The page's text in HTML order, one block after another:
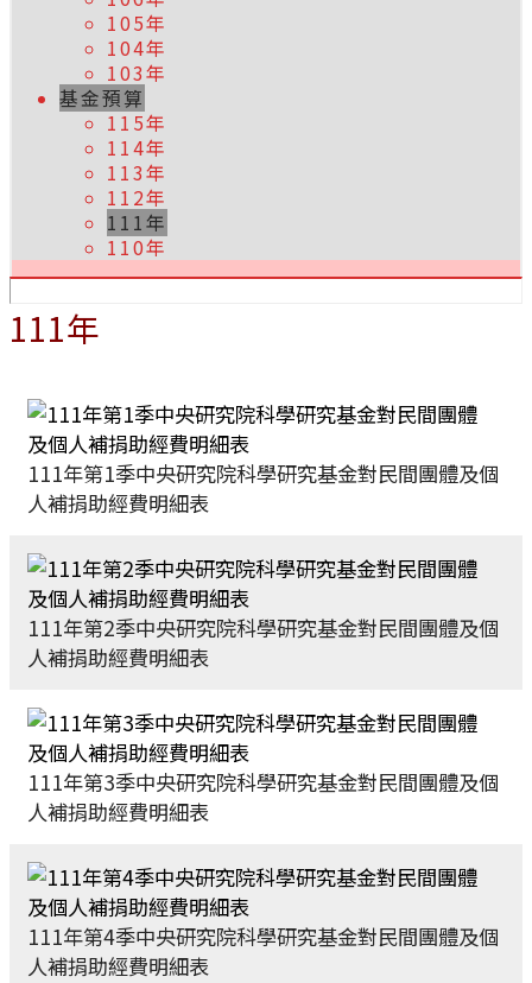
105年
104年
103年
基金預算
115年
114年
113年
112年
111年
110年
111年
111年第1季中央研究院科學研究基金對民間團體及個
人補捐助經費明細表
111年第2季中央研究院科學研究基金對民間團體及個
人補捐助經費明細表
111年第3季中央研究院科學研究基金對民間團體及個
人補捐助經費明細表
111年第4季中央研究院科學研究基金對民間團體及個
人補捐助經費明細表